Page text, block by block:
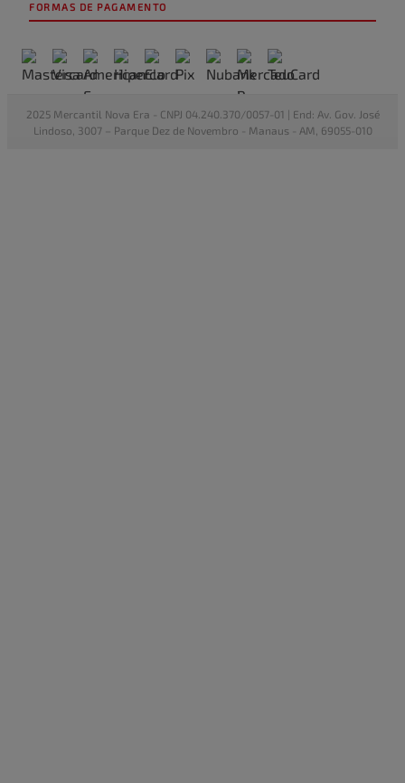
FORMAS DE PAGAMENTO
2025 Mercantil Nova Era - CNPJ 04.240.370/0057-01 | End: Av. Gov. José
Lindoso, 3007 – Parque Dez de Novembro - Manaus - AM, 69055-010